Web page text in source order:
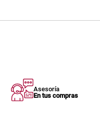
Asesoría
En tus compras